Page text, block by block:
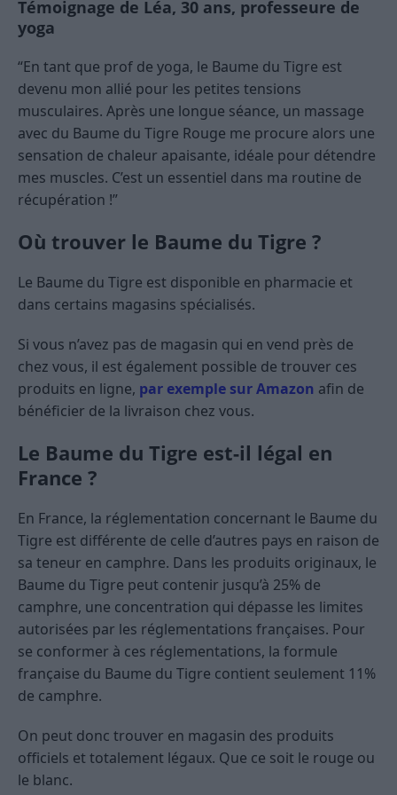
Témoignage de Léa, 30 ans, professeure de
yoga
“En tant que prof de yoga, le Baume du Tigre est
devenu mon allié pour les petites tensions
musculaires. Après une longue séance, un massage
avec du Baume du Tigre Rouge me procure alors une
sensation de chaleur apaisante, idéale pour détendre
mes muscles. C’est un essentiel dans ma routine de
récupération !”
Où trouver le Baume du Tigre ?
Le Baume du Tigre est disponible en pharmacie et
dans certains magasins spécialisés.
Si vous n’avez pas de magasin qui en vend près de
chez vous, il est également possible de trouver ces
produits en ligne, par exemple sur Amazon afin de
bénéficier de la livraison chez vous.
Le Baume du Tigre est-il légal en
France ?
En France, la réglementation concernant le Baume du
Tigre est différente de celle d’autres pays en raison de
sa teneur en camphre. Dans les produits originaux, le
Baume du Tigre peut contenir jusqu’à 25% de
camphre, une concentration qui dépasse les limites
autorisées par les réglementations françaises. Pour
se conformer à ces réglementations, la formule
française du Baume du Tigre contient seulement 11%
de camphre.
On peut donc trouver en magasin des produits
officiels et totalement légaux. Que ce soit le rouge ou
le blanc.